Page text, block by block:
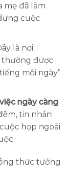
mẹ đã làm
cuộc
là nơi
được
mỗi ngày”
ngày càng
tin nhắn
họp ngoài
thức tưởng